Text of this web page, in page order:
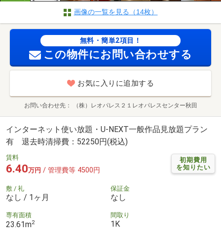
画像の一覧を見る（14枚）
無料・簡単2項目！
この物件にお問い合わせする
お気に入りに追加する
お問い合わせ先 （株）レオパレス２１レオパレスセンター秋田
インターネット使い放題・U-NEXT一般作品見放題プラン
有 退去時清掃費：52250円(税込)
初期費用
を知りたい
賃料
6.40万円 / 管理費等 4500円
敷 / 礼
なし / 1ヶ月
保証金
なし
専有面積
23.61m2
間取り
1K